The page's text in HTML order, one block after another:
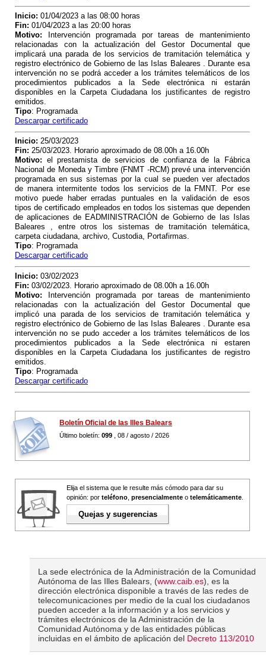
Inicio: 01/04/2023 a las 08:00 horas
Fin: 01/04/2023 a las 20:00 horas
Motivo: Intervención programada por tareas de mantenimiento
relacionadas con la actualización del Gestor Documental que
implicará una parada de los servicios de tramitación telemática y
registro electrónico de Gobierno de las Islas Baleares . Durante esa
intervención no se podrá acceder a los trámites telemáticos de los
procedimientos publicados a la Sede electrónica ni estarán
disponibles en la Carpeta Ciudadana los justificantes de registro
emitidos.
Tipo: Programada
Descargar certificado
Inicio: 25/03/2023
Fin: 25/03/2023. Horario aproximado de 08.00h a 16.00h
Motivo: el prestamista de servicios de confianza de la Fábrica
Nacional de Moneda y Timbre (FNMT -RCM) prevé una intervención
programadaen sus sistemas por la cual se pueden ver afectados
de manera intermitente todos los servicios de la FMNT. Por ese
motivo puede haber erradas puntuales en la validación de esos
tipos de certificado empleados en todos los sistemas que dependen
de aplicaciones de EADMINISTRACIÓN de Gobierno de las Islas
Baleares , entre otros los sistemas de tramitación telemática,
carpeta ciudadana, archivo, Custodia, Portafirmas.
Tipo: Programada
Descargar certificado
Inicio: 03/02/2023
Fin: 03/02/2023. Horario aproximado de 08.00h a 16.00h
Motivo: Intervención programada por tareas de mantenimiento
relacionadas con la actualización del Gestor Documental que
implicó una parada de los servicios de tramitación telemática y
registro electrónico de Gobierno de las Islas Baleares . Durante esa
intervención no se pudo acceder a los trámites telemáticos de los
procedimientos publicados a la Sede electrónica ni estaren
disponibles en la Carpeta Ciudadana los justificantes de registro
emitidos.
Tipo: Programada
Descargar certificado
Boletín Oficial de las Illes Balears
Último boletín: 099 , 08 / agosto / 2026
Elija el sistema que le resulte más cómodo para dar su
opinión: por teléfono presencialmente o telemáticamente
Quejas y sugerencias
La sede electrónica de la Administración de la Comunidad
Autónoma de las Illes Balears, (www.caib.es), es la
dirección electrónica disponible a través de las redes de
telecomunicaciones per medio de la cual los ciudadanos
pueden acceder a la información y a los servicios y
trámites electrónicos de la Administración de la
Comunidad Autónoma y de las entidades públicas
incluidas en el ámbito de aplicación del Decreto 113/2010